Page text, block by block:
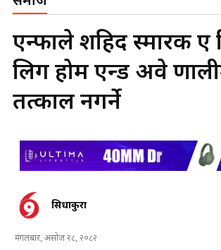
एन्फाले शहिद स्मारक ए
लिग होम एन्ड अवे
तत्काल नगर्ने
सिधाकुरा
मंगलबार, असोज २८, २०८२